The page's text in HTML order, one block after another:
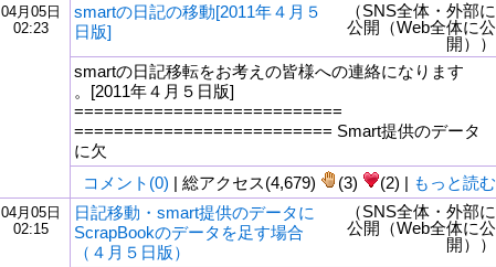
04月05日
02:23
smartの日記の移動[2011年４月５
日版]
（SNS全体・外部に
公開（Web全体に公
開））
smartの日記移転をお考えの皆様への連絡になります
。[2011年４月５日版]
===========================
========================== Smart提供のデータ
に欠
コメント(0) | 総アクセス(4,679) (3) (2) | もっと読む
04月05日
02:15
日記移動・smart提供のデータに
ScrapBookのデータを足す場合
（４月５日版）
（SNS全体・外部に
公開（Web全体に公
開））